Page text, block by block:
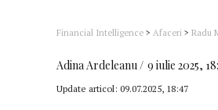
Financial Intelligence > Afaceri > Radu
Adina Ardeleanu 9 iulie 2025,
Update articol: 09.07.2025, 18:47